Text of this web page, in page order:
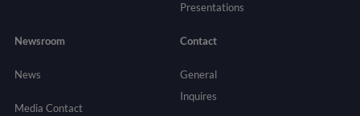
Presentations
Newsroom
News
Media Contact
Contact
General
Inquires